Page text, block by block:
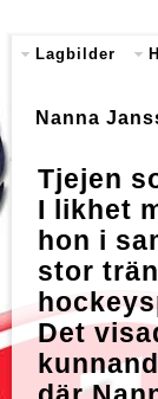
Lagbilder
Nanna
Tjejen
I likhet
hon i
stor
Det